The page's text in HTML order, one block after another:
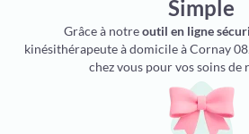
Simple
Grâce à notreoutil en ligne
kinésithérapeute à domicile à Cornay
chez vous pour vos soins de